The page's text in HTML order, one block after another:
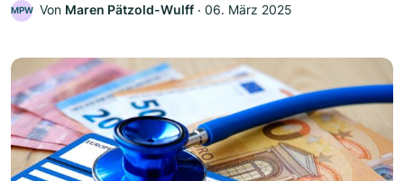
MPW Von Maren Pätzold-Wulff ‧ 06. März 2025